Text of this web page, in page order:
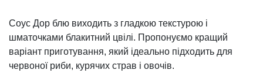
Соус Дор блю виходить з гладкою текстурою і
шматочками блакитний цвілі. Пропонуємо кращий
варіант приготування, який ідеально підходить для
червоної риби, курячих страв і овочів.